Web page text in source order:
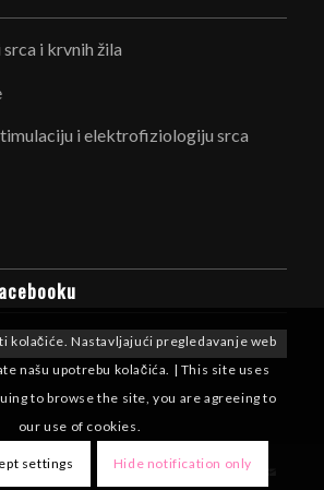
i krvnih žila
i elektrofiziologiju srca
kolačiće. Nastavljajući pregledavanje web
našu upotrebu kolačića. | This site uses
to browse the site, you are agreeing to
our use of cookies.
settings Hide notification only